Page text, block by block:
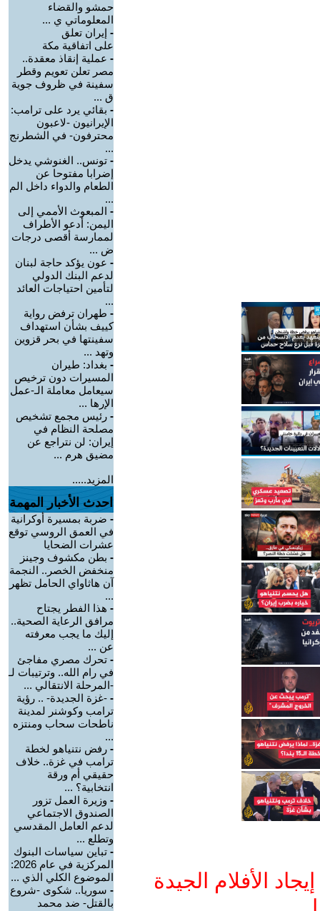
الأفلام الجيدة
حمشو والقضاء
المعلوماتي ي ...
- إيران تعلق
على اتفاقية مكة
- عملية إنقاذ معقدة..
مصر تعلن تعويم وقطر
سفينة في ظروف جوية
ق ...
- بقائي يرد على ترامب:
الإيرانيون -لاعبون
محترفون- في الشطرنج
...
- تونس.. الغنوشي يدخل
إضرابا مفتوحا عن
الطعام والدواء داخل الم
...
- ‏المبعوث الأممي إلى
اليمن: أدعو الأطراف
لممارسة أقصى درجات
ض ...
- عون يؤكد حاجة لبنان
لدعم البنك الدولي
لتأمين احتياجات العائد
...
- طهران ترفض رواية
كييف بشأن استهداف
سفينتها في بحر قزوين
وتهد ...
- بغداد: طيران
المسيرات دون ترخيص
سيعامل معاملة الـ-عمل
الإرها ...
- رئيس مجمع تشخيص
مصلحة النظام في
إيران: لن نتراجع عن
مضيق هرم ...
المزيد.....
احدث الأخبار المهمة
- ضربة بمسيرة أوكرانية
في العمق الروسي توقع
عشرات الضحايا
- بطن مكشوف وجينز
منخفض الخصر.. النجمة
آن هاثاواي الحامل تظهر
...
- هذا الفطر يجتاح
مرافق الرعاية الصحية..
إليك ما يجب معرفته
عن ...
- تحرك مصري مفاجئ
في رام الله.. وترتيبات لـ
-المرحلة الانتقالي ...
- -غزة الجديدة- .. رؤية
ترامب وكوشنر لمدينة
ناطحات سحاب ومنتزه
...
- رفض نتنياهو لخطة
ترامب في غزة.. خلاف
حقيقي أم ورقة
انتخابية؟ ...
- وزيرة العمل تزور
الصندوق الاجتماعي
لدعم العامل المقدسي
وتطلع ...
- تباين سياسات البنوك
المركزية في عام 2026:
الموضوع الكلي الذي ...
- سوريا.. شكوى -شروع
بالقتل- ضد محمد